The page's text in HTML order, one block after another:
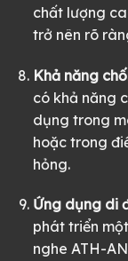
chất lượng
trở nên rõ
Khả năng
có khả năng
dụng trong
hoặc trong
hỏng.
Ứng dụng di
phát triển
nghe ATH-